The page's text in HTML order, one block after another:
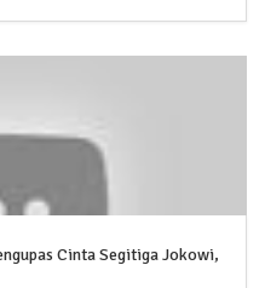
Cinta Segitiga Jokowi,